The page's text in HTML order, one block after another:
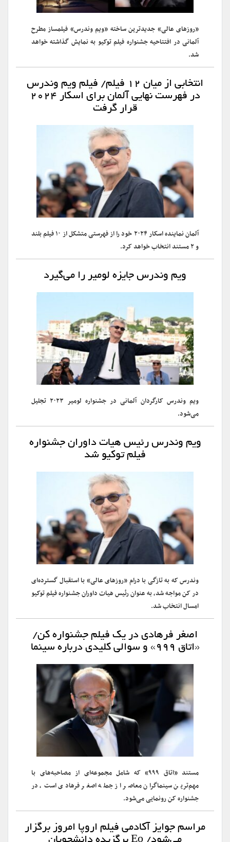
«روزهای عالی» جدیدترین ساخته «ویم وندرس» فیلمساز مطرح
آلمانی در افتتاحیه جشنواره فیلم توکیو به نمایش گذاشته خواهد
شد.
انتخابی از میان ۱۲ فیلم/ فیلم ویم وندرس
در فهرست نهایی آلمان برای اسکار ۲۰۲۴
قرار گرفت
آلمان نماینده اسکار ۲۰۲۴ خود را از فهرستی متشکل از ۱۰ فیلم بلند
و ۲ مستند انتخاب خواهد کرد.
ویم وندرس جایزه لومیر را می‌گیرد
ویم وندرس کارگردان آلمانی در جشنواره لومیر ۲۰۲۳ تجلیل
می‌شود.
ویم وندرس رئیس هیات داوران جشنواره
فیلم توکیو شد
وندرس که به تازگی با درام «روزهای عالی» با استقبال گسترده‌ای
در کن مواجه شد، به عنوان رئیس هیات داوران جشنواره فیلم توکیو
امسال انتخاب شد.
اصغر فرهادی در یک فیلم جشنواره کن/
«اتاق ۹۹۹» و سوالی کلیدی درباره سینما
مستند «اتاق ۹۹۹» که شامل مجموعه‌ای از مصاحبه‌های با
مهم‌ترین سینماگران معاصر از جمله اصغر فرهادی است، در
جشنواره کن رونمایی می‌شود.
مراسم جوایز آکادمی فیلم اروپا امروز برگزار